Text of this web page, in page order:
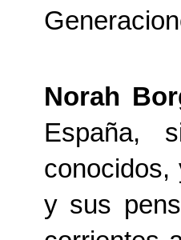
Norah
España,
conocidos,
y sus